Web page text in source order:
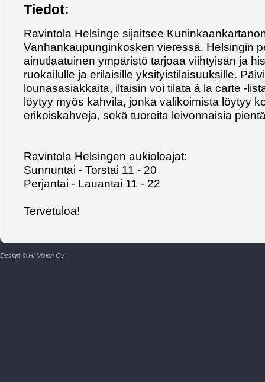
Tiedot:
Ravintola Helsinge sijaitsee
Vanhankaupunginkosken vieressä. Helsingin
ainutlaatuinen ympäristö tarjoaa viihtyisän ja
ruokailulle ja erilaisille yksityistilaisuuksille.
lounasasiakkaita, iltaisin voi tilata á la carte -
löytyy myös kahvila, jonka valikoimista löytyy
erikoiskahveja, sekä tuoreita leivonnaisia
Ravintola Helsingen aukioloajat:
Sunnuntai - Torstai 11 - 20
Perjantai - Lauantai 11 - 22
Tervetuloa!
Design © Hi-Vision Oy